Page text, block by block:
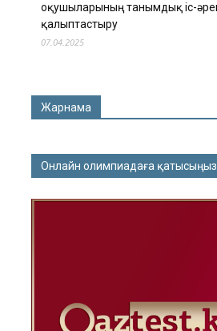
оқушыларының танымдық іс-
қалыптастыру
07.04.2025
Жарнама
Онлайн олимпиадаға қатысыңыз